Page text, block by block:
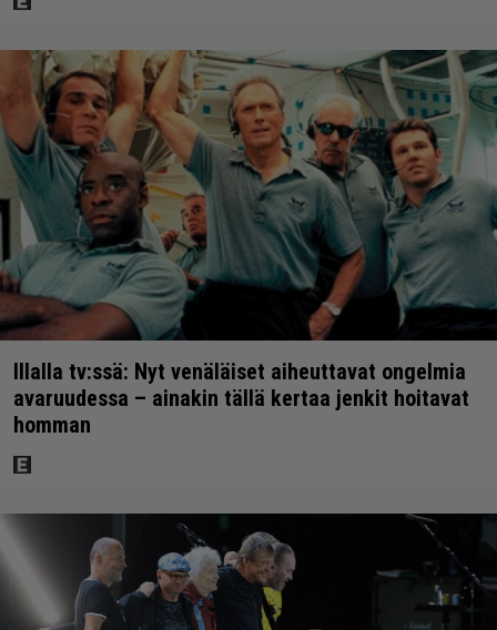
Illalla tv:ssä: Nyt venäläiset aiheuttavat ongelmia
avaruudessa – ainakin tällä kertaa jenkit hoitavat
homman